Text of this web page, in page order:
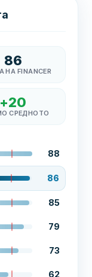
86
НА FINANCER
+20
СРЕДНОТО
88
86
85
79
73
62